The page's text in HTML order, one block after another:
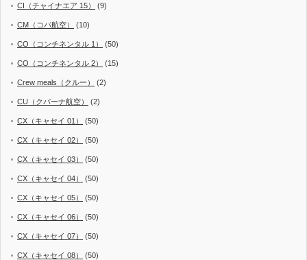
CI（チャイナエア 15） (9)
CM（コパ航空） (10)
CO（コンチネンタル 1） (50)
CO（コンチネンタル 2） (15)
Crew meals（クルー） (2)
CU（クバーナ航空） (2)
CX（キャセイ 01） (50)
CX（キャセイ 02） (50)
CX（キャセイ 03） (50)
CX（キャセイ 04） (50)
CX（キャセイ 05） (50)
CX（キャセイ 06） (50)
CX（キャセイ 07） (50)
CX（キャセイ 08） (50)